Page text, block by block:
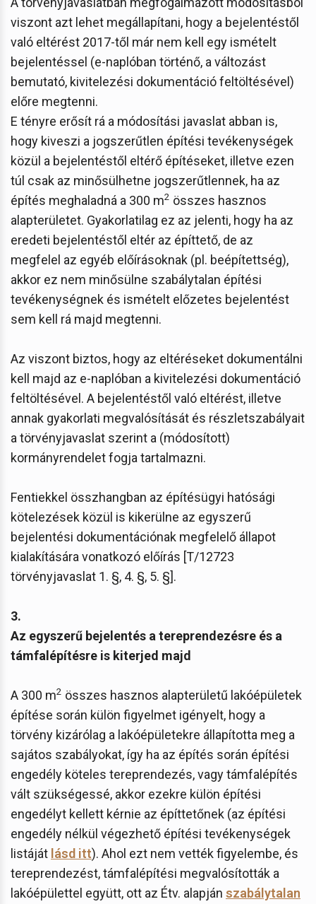
viszont azt lehet megállapítani, hogy a bejelentéstől
való eltérést 2017-től már nem kell egy ismételt
bejelentéssel (e-naplóban történő, a változást
bemutató, kivitelezési dokumentáció feltöltésével)
előre megtenni.
E tényre erősít rá a módosítási javaslat abban is,
hogy kiveszi a jogszerűtlen építési tevékenységek
közül a bejelentéstől eltérő építéseket, illetve ezen
túl csak az minősülhetne jogszerűtlennek, ha az
építés meghaladná a 300 m2 összes hasznos
alapterületet. Gyakorlatilag ez az jelenti, hogy ha az
eredeti bejelentéstől eltér az építtető, de az
megfelel az egyéb előírásoknak (pl. beépítettség),
akkor ez nem minősülne szabálytalan építési
tevékenységnek és ismételt előzetes bejelentést
sem kell rá majd megtenni.
Az viszont biztos, hogy az eltéréseket dokumentálni
kell majd az e-naplóban a kivitelezési dokumentáció
feltöltésével. A bejelentéstől való eltérést, illetve
annak gyakorlati megvalósítását és részletszabályait
a törvényjavaslat szerint a (módosított)
kormányrendelet fogja tartalmazni.
Fentiekkel összhangban az építésügyi hatósági
kötelezések közül is kikerülne az egyszerű
bejelentési dokumentációnak megfelelő állapot
kialakítására vonatkozó előírás [T/12723
törvényjavaslat 1. §, 4. §, 5. §].
3.
Az egyszerű bejelentés a tereprendezésre és a
támfalépítésre is kiterjed majd
A 300 m2 összes hasznos alapterületű lakóépületek
építése során külön figyelmet igényelt, hogy a
törvény kizárólag a lakóépületekre állapította meg a
sajátos szabályokat, így ha az építés során építési
engedély köteles tereprendezés, vagy támfalépítés
vált szükségessé, akkor ezekre külön építési
engedélyt kellett kérnie az építtetőnek (az építési
engedély nélkül végezhető építési tevékenységek
listáját lásd itt). Ahol ezt nem vették figyelembe, és
tereprendezést, támfalépítési megvalósították a
lakóépülettel együtt, ott az Étv. alapján szabálytalan